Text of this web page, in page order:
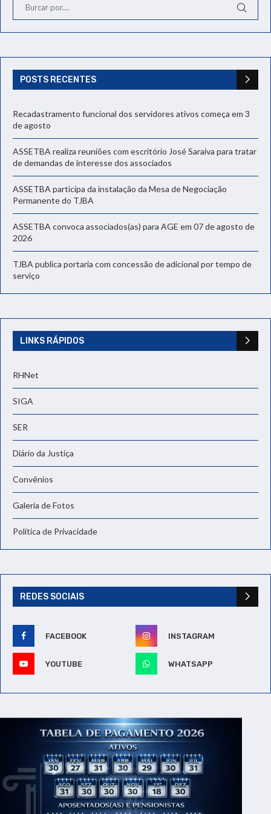
POSTS RECENTES
Recadastramento funcional dos servidores ativos começa em 3
de agosto
ASSETBA realiza reuniões com escritório José Saraiva para tratar
de demandas de interesse dos associados
ASSETBA participa da instalação da Mesa de Negociação
Permanente do TJBA
ASSETBA convoca associados(as) para AGE em 07 de agosto de
2026
TJBA publica portaria com concessão de adicional por tempo de
serviço
LINKS RÁPIDOS
RHNet
SIGA
SER
Diário da Justiça
Convênios
Galeria de Fotos
Política de Privacidade
REDES SOCIAIS
FACEBOOK INSTAGRAM
YOUTUBE WHATSAPP